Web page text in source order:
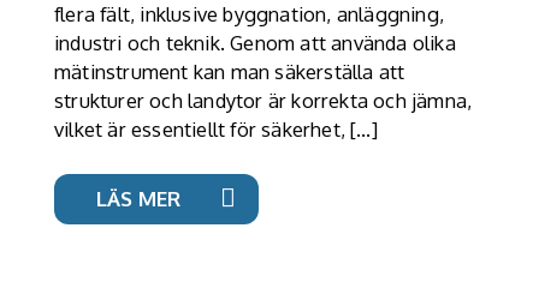
flera fält, inklusive byggnation, anläggning,
industri och teknik. Genom att använda olika
mätinstrument kan man säkerställa att
strukturer och landytor är korrekta och jämna,
vilket är essentiellt för säkerhet, […]
LÄS MER